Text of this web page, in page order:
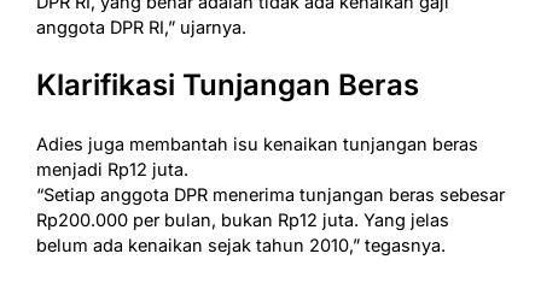
anggota DPR RI,” ujarnya.
Klarifikasi Tunjangan Beras
Adies juga membantah isu kenaikan tunjangan beras
menjadi Rp12 juta.
“Setiap anggota DPR menerima tunjangan beras sebesar
Rp200.000 per bulan, bukan Rp12 juta. Yang jelas
belum ada kenaikan sejak tahun 2010,” tegasnya.